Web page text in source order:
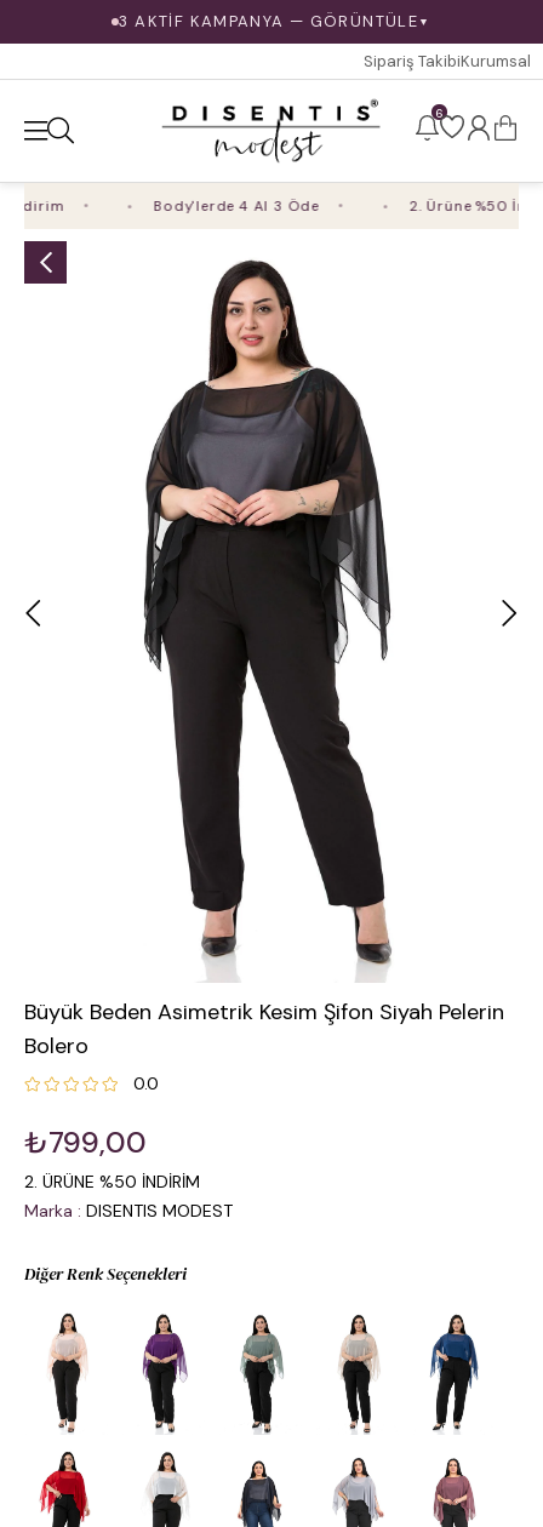
3 AKTİF KAMPANYA — GÖRÜNTÜLE ▼
Sipariş TakibiKurumsal
6
Body'lerde 4 Al 3 Öde 2. Ürüne %50
Büyük Beden Asimetrik Kesim Şifon Siyah Pelerin
Bolero
0.0
₺799,00
2. ÜRÜNE %50 İNDİRİM
Marka : DISENTIS MODEST
Diğer Renk Seçenekleri